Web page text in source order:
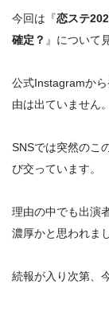
今回は『恋ステ
確定？ 』について
公式Instagramから
由は出ていません。
SNSでは突然のこ
び交っています。
理由の中でも出演
濃厚かと思われま
続報が入り次第、